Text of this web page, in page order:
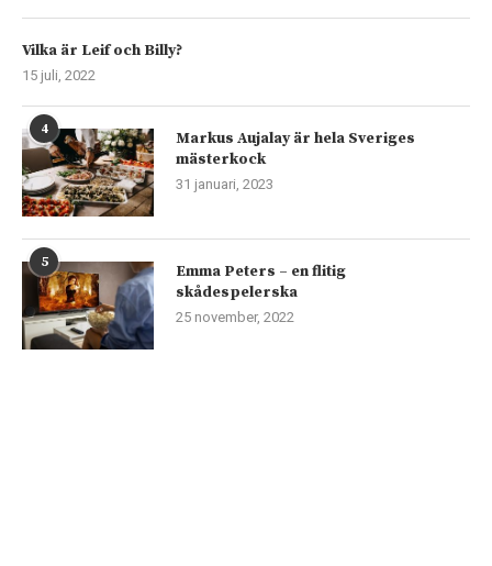
Vilka är Leif och Billy?
15 juli, 2022
4
Markus Aujalay är hela Sveriges
mästerkock
31 januari, 2023
5
Emma Peters – en flitig
skådespelerska
25 november, 2022